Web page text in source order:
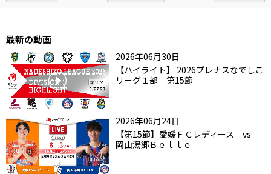
最新の動画
2026年06月30日
【ハイライト】 2026プレナスなでしこ
リーグ１部 第15節
2026年06月24日
【第15節】愛媛ＦＣレディース vs
岡山湯郷Ｂｅｌｌｅ